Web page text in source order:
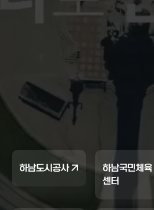
하남도시공사
하남국민체육
센터